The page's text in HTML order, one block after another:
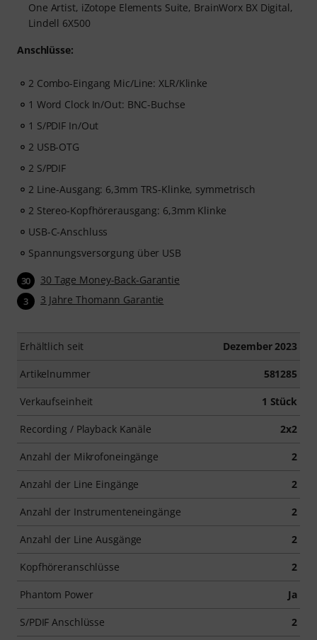
One Artist, iZotope Elements Suite, BrainWorx BX Digital,
Lindell 6X500
Anschlüsse:
2 Combo-Eingang Mic/Line: XLR/Klinke
1 Word Clock In/Out: BNC-Buchse
1 S/PDIF In/Out
2 USB-OTG
2 S/PDIF
2 Line-Ausgang: 6,3mm TRS-Klinke, symmetrisch
2 Stereo-Kopfhörerausgang: 6,3mm Klinke
USB-C-Anschluss
Spannungsversorgung über USB
30 30 Tage Money-Back-Garantie
3 3 Jahre Thomann Garantie
Erhältlich seit Dezember 2023
Artikelnummer 581285
Verkaufseinheit 1 Stück
Recording / Playback Kanäle 2x2
Anzahl der Mikrofoneingänge 2
Anzahl der Line Eingänge 2
Anzahl der Instrumenteneingänge 2
Anzahl der Line Ausgänge 2
Kopfhöreranschlüsse 2
Phantom Power Ja
S/PDIF Anschlüsse 2